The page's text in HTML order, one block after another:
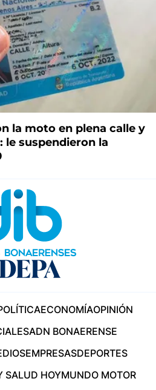
la moto en plena calle y
le suspendieron la
ECONOMÍAOPINIÓN
ADN BONAERENSE
EMPRESASDEPORTES
SALUD HOYMUNDO MOTOR